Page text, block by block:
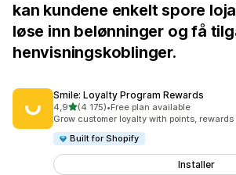
kan kundene enkelt spore
løse inn belønninger og få
henvisningskoblinger.
Smile: Loyalty Program Rewards
4,9av 5 stjerner
(4 175)
Totalt 4175 omtaler
•Free plan available
Grow customer loyalty with points, rewards
Built for Shopify
Installer